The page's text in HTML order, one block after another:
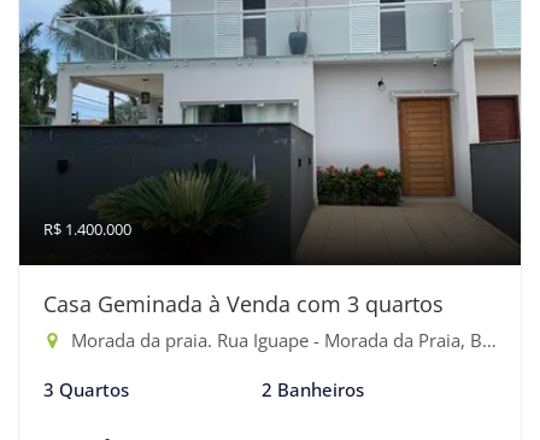
R$ 1.400.000
Casa Geminada à Venda com 3 quartos
Morada da praia. Rua Iguape - Morada da Praia, Bertioga-SP
3 Quartos 2 Banheiros